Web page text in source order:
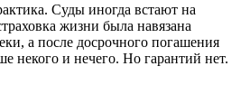
Суды иногда встают на
жизни была навязана
а после досрочного погашения
некого и нечего. Но гарантий нет.